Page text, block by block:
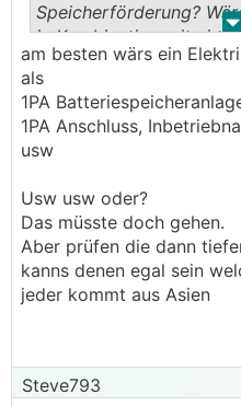
.
Speicherförderung?
in Kombination mit
eines Elektrikers wohl
am besten wärs ein
als
1PA
1PA Anschluss,
usw
Usw usw oder?
Das müsste doch gehen.
Aber prüfen die dann
kanns denen egal sein
jeder kommt aus Asien
Steve793